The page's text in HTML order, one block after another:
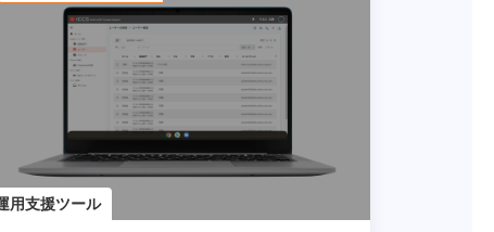
用支援ツール